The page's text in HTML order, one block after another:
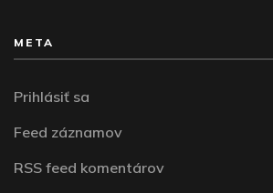
META
Prihlásiť sa
Feed záznamov
RSS feed komentárov